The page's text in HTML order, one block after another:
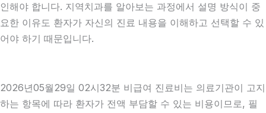
인해야 합니다. 지역치과를 알아보는 과정에서 설명 방식이 중
요한 이유도 환자가 자신의 진료 내용을 이해하고 선택할 수 있
어야 하기 때문입니다.
2026년05월29일 02시32분 비급여 진료비는 의료기관이 고지
하는 항목에 따라 환자가 전액 부담할 수 있는 비용이므로, 필